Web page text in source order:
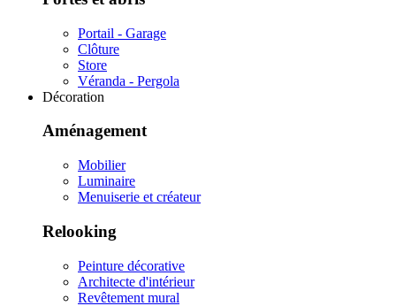
Portail - Garage
Clôture
Store
Véranda - Pergola
Décoration
Aménagement
Mobilier
Luminaire
Menuiserie et créateur
Relooking
Peinture décorative
Architecte d'intérieur
Revêtement mural